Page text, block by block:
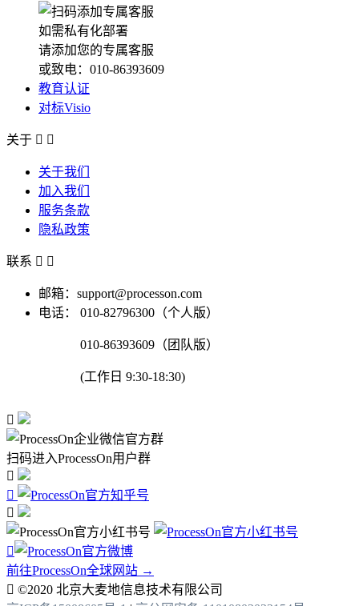
如需私有化部署
请添加您的专属客服
或致电：010-86393609
教育认证
对标Visio
关于  
关于我们
加入我们
服务条款
隐私政策
联系  
邮箱：support@processon.com
电话：
010-82796300（个人版）
010-86393609（团队版）
(工作日 9:30-18:30)

扫码进入ProcessOn用户群




前往ProcessOn全球网站 →
 ©2020 北京大麦地信息技术有限公司